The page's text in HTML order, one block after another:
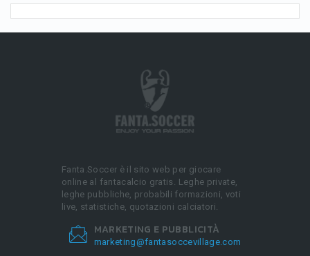
Fanta.Soccer è il sito web per giocare
online al fantacalcio gratis. Leghe private,
leghe pubbliche, probabili formazioni, voti
live, statistiche, quotazioni calciatori.
MARKETING E PUBBLICITÀ
marketing@fantasoccevillage.com